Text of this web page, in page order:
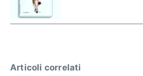
Articoli correlati